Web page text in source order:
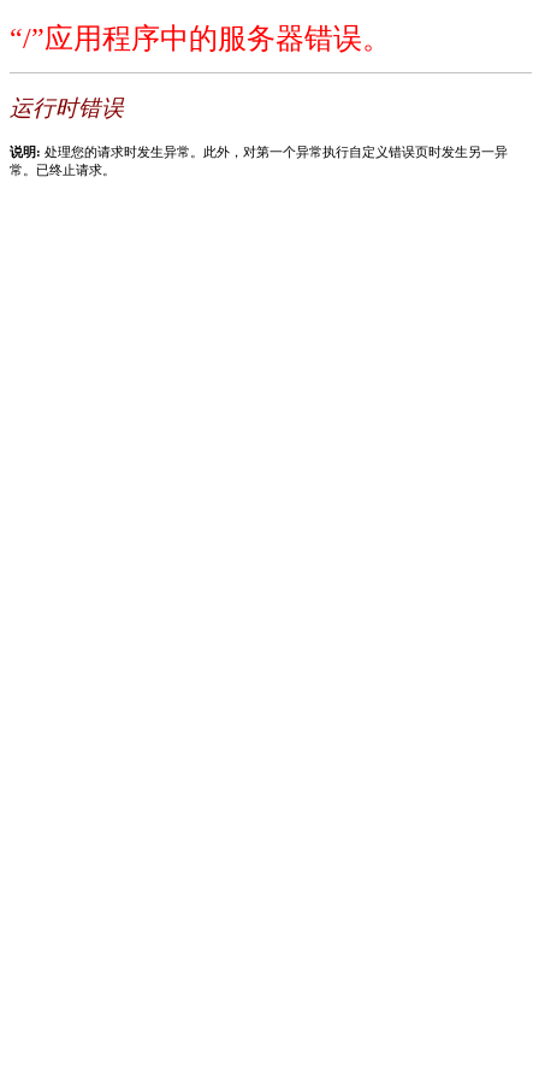
“/”应用程序中的服务器错误。
运行时错误
说明: 处理您的请求时发生异常。此外，对第一个异常执行自定义错误页时发生另一异
常。已终止请求。